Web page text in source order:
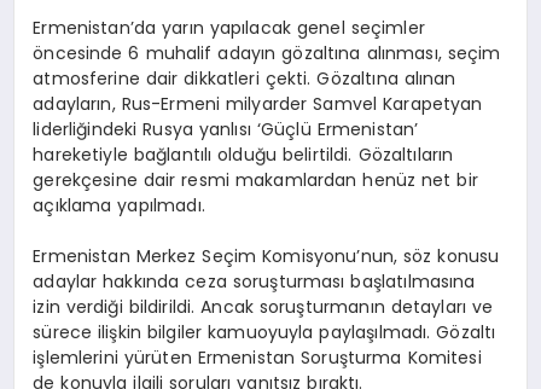
Ermenistan’da yarın yapılacak genel seçimler
öncesinde 6 muhalif adayın gözaltına alınması, seçim
atmosferine dair dikkatleri çekti. Gözaltına alınan
adayların, Rus-Ermeni milyarder Samvel Karapetyan
liderliğindeki Rusya yanlısı ‘Güçlü Ermenistan’
hareketiyle bağlantılı olduğu belirtildi. Gözaltıların
gerekçesine dair resmi makamlardan henüz net bir
açıklama yapılmadı.
Ermenistan Merkez Seçim Komisyonu’nun, söz konusu
adaylar hakkında ceza soruşturması başlatılmasına
izin verdiği bildirildi. Ancak soruşturmanın detayları ve
sürece ilişkin bilgiler kamuoyuyla paylaşılmadı. Gözaltı
işlemlerini yürüten Ermenistan Soruşturma Komitesi
de konuyla ilgili soruları yanıtsız bıraktı.